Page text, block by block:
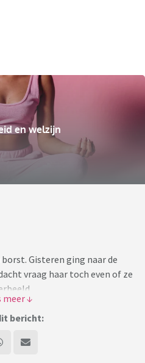
en welzijn
Gisteren ging naar de
vraag haar toch even of ze
me niet gerust. Ze ging
en twijfel in haar
bericht: